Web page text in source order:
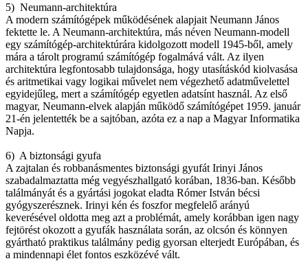
5) Neumann-architektúra
A modern számítógépek működésének alapjait Neumann János
fektette le. A Neumann-architektúra, más néven Neumann-modell
egy számítógép-architektúrára kidolgozott modell 1945-ből, amely
mára a tárolt programú számítógép fogalmává vált. Az ilyen
architektúra legfontosabb tulajdonsága, hogy utasításkód kiolvasása
és aritmetikai vagy logikai művelet nem végezhető adatművelettel
egyidejűleg, mert a számítógép egyetlen adatsínt használ. Az első
magyar, Neumann-elvek alapján működő számítógépet 1959. január
21-én jelentették be a sajtóban, azóta ez a nap a Magyar Informatika
Napja.
6) A biztonsági gyufa
A zajtalan és robbanásmentes biztonsági gyufát Irinyi János
szabadalmaztatta még vegyészhallgató korában, 1836-ban. Később
találmányát és a gyártási jogokat eladta Rómer István bécsi
gyógyszerésznek. Irinyi kén és foszfor megfelelő arányú
keverésével oldotta meg azt a problémát, amely korábban igen nagy
fejtörést okozott a gyufák használata során, az olcsón és könnyen
gyártható praktikus találmány pedig gyorsan elterjedt Európában, és
a mindennapi élet fontos eszközévé vált.